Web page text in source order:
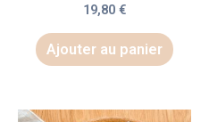
19,80 €
Ajouter au panier